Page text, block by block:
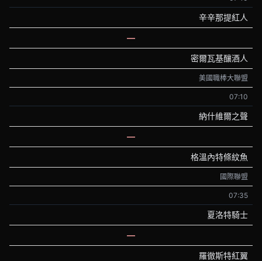
辛辛那提紅人
—
密爾瓦基釀酒人
美國職棒大聯盟
07:10
納什維爾之聲
—
格溫內特條紋魚
國際聯盟
07:35
夏洛特騎士
—
羅徹斯特紅翼